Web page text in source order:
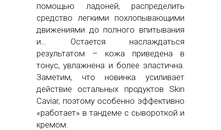
помощью ладоней, распределить
средство легкими похлопывающими
движениями до полного впитывания
и… Остается наслаждаться
результатом – кожа приведена в
тонус, увлажнена и более эластична.
Заметим, что новинка усиливает
действие остальных продуктов Skin
Caviar, поэтому особенно эффективно
«работает» в тандеме с сывороткой и
кремом.